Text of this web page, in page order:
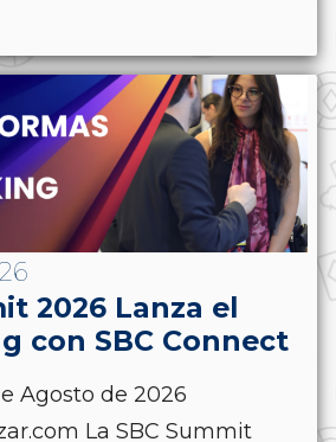
2026 Lanza el
con SBC Connect
Agosto de 2026
La SBC Summit